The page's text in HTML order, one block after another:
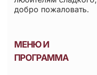
добро пожаловать.
МЕНЮ И
ПРОГРАММА